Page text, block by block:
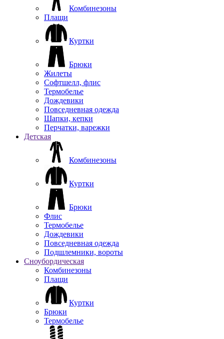
Комбинезоны
Плащи
Куртки
Брюки
Жилеты
Софтшелл, флис
Термобелье
Дождевики
Повседневная одежда
Шапки, кепки
Перчатки, варежки
Детская
Комбинезоны
Куртки
Брюки
Флис
Термобелье
Дождевики
Повседневная одежда
Подшлемники, вороты
Сноубордическая
Комбинезоны
Плащи
Куртки
Брюки
Термобелье